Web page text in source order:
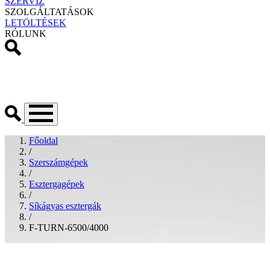
SZOLGÁLTATÁSOK
LETÖLTÉSEK
RÓLUNK
Főoldal
/
Szerszámgépek
/
Esztergagépek
/
Síkágyas esztergák
/
F-TURN-6500/4000